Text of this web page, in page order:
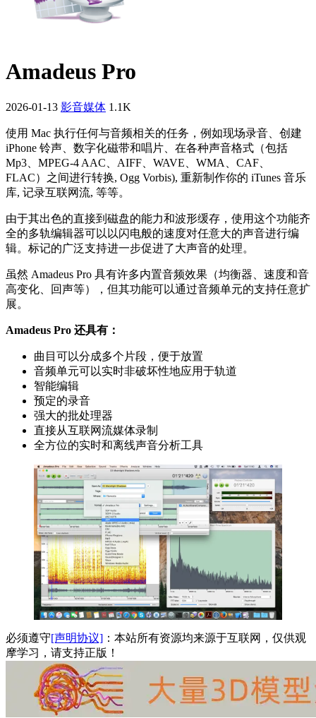
Amadeus Pro
2026-01-13 影音媒体 1.1K
使用 Mac 执行任何与音频相关的任务，例如现场录音、创建
iPhone 铃声、数字化磁带和唱片、在各种声音格式（包括
Mp3、MPEG-4 AAC、AIFF、WAVE、WMA、CAF、
FLAC）之间进行转换, Ogg Vorbis), 重新制作你的 iTunes 音乐
库, 记录互联网流, 等等。
由于其出色的直接到磁盘的能力和波形缓存，使用这个功能齐
全的多轨编辑器可以以闪电般的速度对任意大的声音进行编
辑。标记的广泛支持进一步促进了大声音的处理。
虽然 Amadeus Pro 具有许多内置音频效果（均衡器、速度和音
高变化、回声等），但其功能可以通过音频单元的支持任意扩
展。
Amadeus Pro 还具有：
曲目可以分成多个片段，便于放置
音频单元可以实时非破坏性地应用于轨道
智能编辑
预定的录音
强大的批处理器
直接从互联网流媒体录制
全方位的实时和离线声音分析工具
必须遵守[声明协议] ：本站所有资源均来源于互联网，仅供观
摩学习，请支持正版！